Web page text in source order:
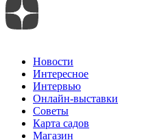
Новости
Интересное
Интервью
Онлайн-выставки
Советы
Карта садов
Магазин